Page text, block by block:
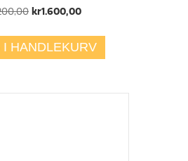
Opprinnelig
var:
kr2.200,00.
kr1.600,00Nåværende
er:
kr1.600,00.
I HANDLEKURV